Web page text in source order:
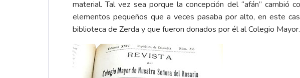
material. Tal vez sea porque la concepción del “afán”
elementos pequeños que a veces pasaba por alto, en este
biblioteca de Zerda y que fueron donados por él al Colegio Mayor.